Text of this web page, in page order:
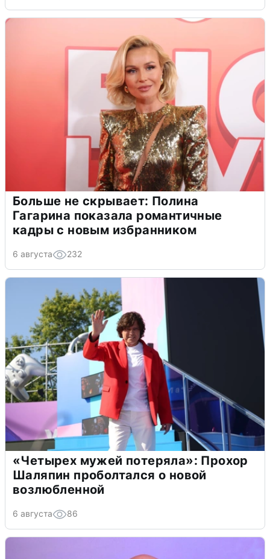
Больше не скрывает: Полина
Гагарина показала романтичные
кадры с новым избранником
6 августа 232
«Четырех мужей потеряла»: Прохор
Шаляпин проболтался о новой
возлюбленной
6 августа 86